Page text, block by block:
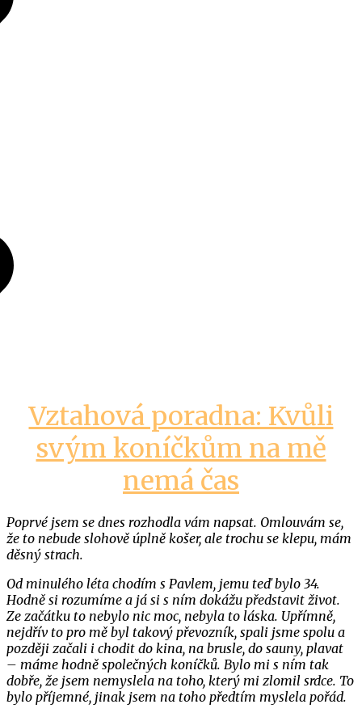
Vztahová poradna: Kvůli
svým koníčkům na mě
nemá čas
Poprvé jsem se dnes rozhodla vám napsat. Omlouvám se,
že to nebude slohově úplně košer, ale trochu se klepu, mám
děsný strach.
Od minulého léta chodím s Pavlem, jemu teď bylo 34.
Hodně si rozumíme a já si s ním dokážu představit život.
Ze začátku to nebylo nic moc, nebyla to láska. Upřímně,
nejdřív to pro mě byl takový převozník, spali jsme spolu a
později začali i chodit do kina, na brusle, do sauny, plavat
– máme hodně společných koníčků. Bylo mi s ním tak
dobře, že jsem nemyslela na toho, který mi zlomil srdce. To
bylo příjemné, jinak jsem na toho předtím myslela pořád.